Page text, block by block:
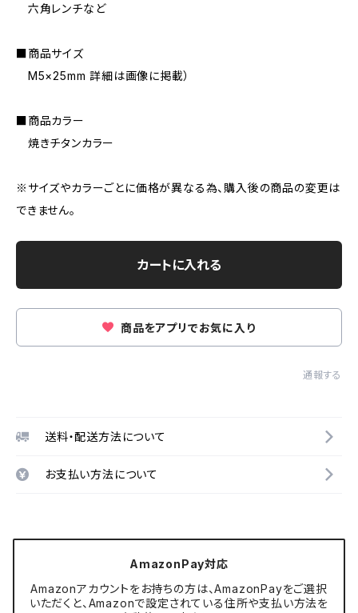
六角レンチなど
■商品サイズ
M5×25mm 詳細は画像に掲載）
■商品カラー
焼きチタンカラー
※サイズやカラーごとに価格が異なる為、購入後の商品の変更は
できません。
カートに入れる
商品をアプリでお気に入り
通報する
送料・配送方法について
お支払い方法について
AmazonPay対応
Amazonアカウントをお持ちの方は、AmazonPayをご選択
いただくと、Amazonで設定されている住所や支払い方法を